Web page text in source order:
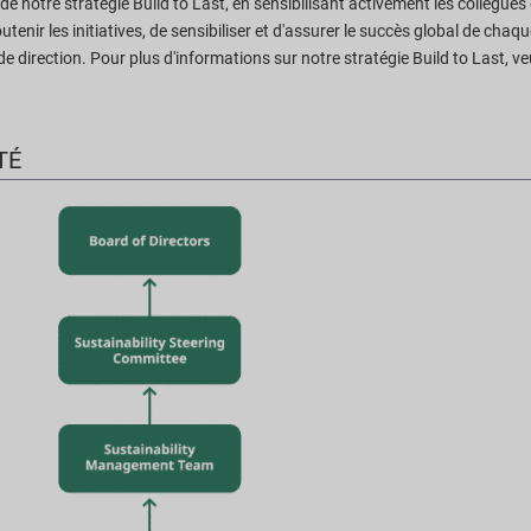
les initiatives, de sensibiliser et d'assurer le succès global de
direction. Pour plus d'informations sur notre stratégie Build to Last,